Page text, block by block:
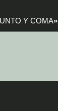
Y COMA»